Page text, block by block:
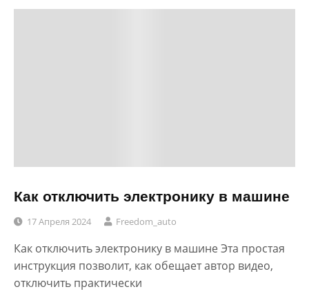
Как отключить электронику в машине
17 Апреля 2024 Freedom_auto
Как отключить электронику в машине Эта простая
инструкция позволит, как обещает автор видео,
отключить практически